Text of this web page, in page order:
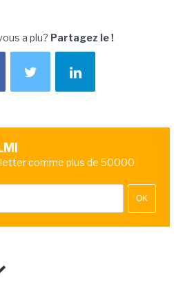
a plu? Partagez le !
comme plus de 50000
OK